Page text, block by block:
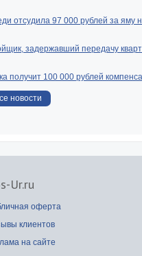
отсудила 97 000 рублей за яму
задержавший передачу
получит 100 000 рублей
новости
Ur.ru
оферта
клиентов
на сайте